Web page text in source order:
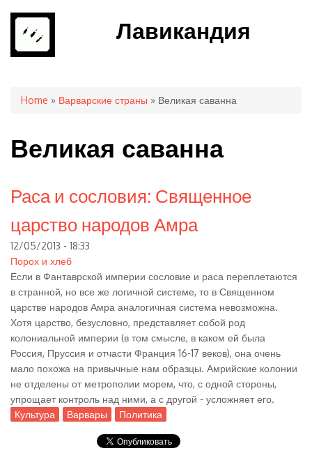
Лавикандия
You are here
Home » Варварские страны » Великая саванна
Великая саванна
Раса и сословия: Священное
царство народов Амра
12/05/2013 - 18:33
Порох и хлеб
Если в Фантаврской империи сословие и раса переплетаются
в странной, но все же логичной системе, то в Священном
царстве народов Амра аналогичная система невозможна.
Хотя царство, безусловно, представляет собой род
колониальной империи (в том смысле, в каком ей была
Россия, Пруссия и отчасти Франция 16-17 веков), она очень
мало похожа на привычные нам образцы. Амрийские колонии
не отделены от метрополии морем, что, с одной стороны,
упрощает контроль над ними, а с другой - усложняет его.
Культура
Варвары Политика